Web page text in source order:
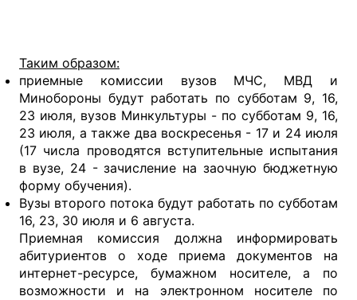
Таким образом:
приемные комиссии вузов МЧС, МВД и
Минобороны будут работать по субботам 9, 16,
23 июля, вузов Минкультуры - по субботам 9, 16,
23 июля, а также два воскресенья - 17 и 24 июля
(17 числа проводятся вступительные испытания
в вузе, 24 - зачисление на заочную бюджетную
форму обучения).
Вузы второго потока будут работать по субботам
16, 23, 30 июля и 6 августа.
Приемная комиссия должна информировать
абитуриентов о ходе приема документов на
интернет-ресурсе, бумажном носителе, а по
возможности и на электронном носителе по